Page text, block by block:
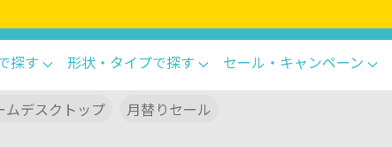
探す 形状・タイプで探す セール・キャンペーン
ムデスクトップ 月替りセール